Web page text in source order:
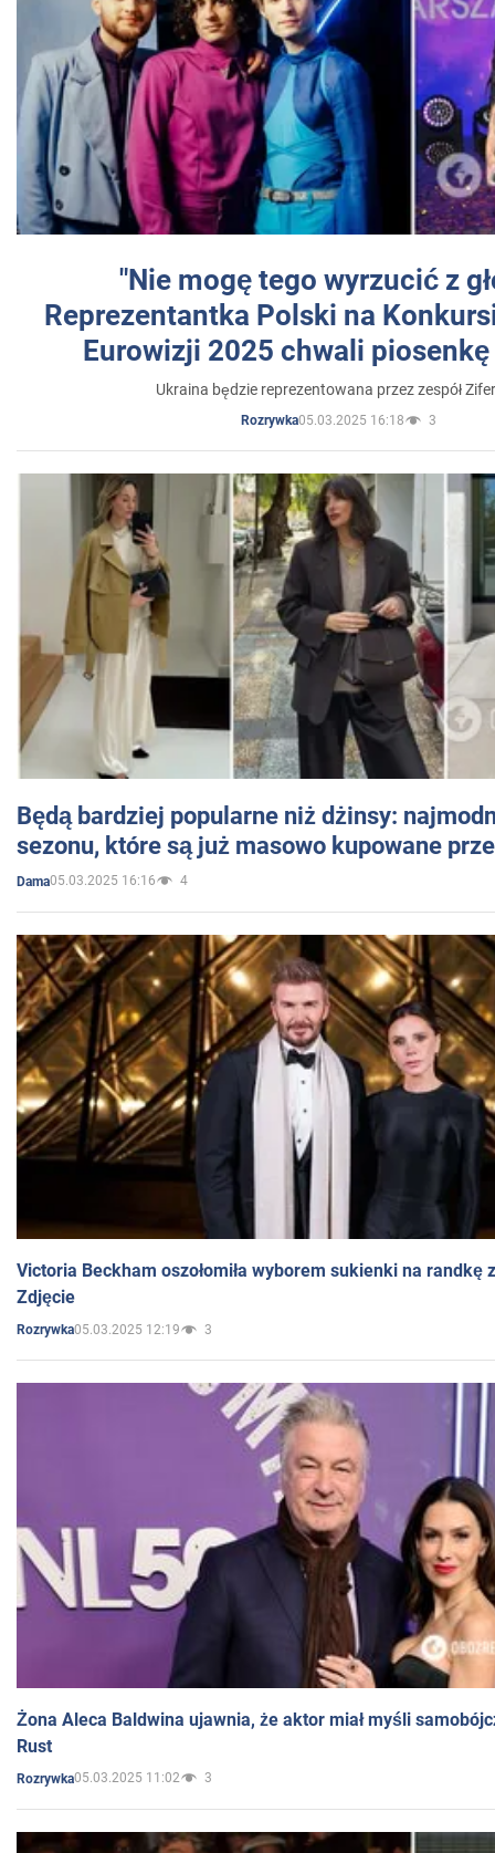
"Nie mogę tego wyrzucić z
Reprezentantka Polski na
Eurowizji 2025 chwali
Ukraina będzie reprezentowana przez zespół
Rozrywka05.03.2025 16:18 3
Będą bardziej popularne niż dżinsy:
sezonu, które są już masowo kupowane
Dama05.03.2025 16:16 4
Victoria Beckham oszołomiła wyborem sukienki na randkę
Zdjęcie
Rozrywka05.03.2025 12:19 3
Żona Aleca Baldwina ujawnia, że aktor miał myśli
Rust
Rozrywka05.03.2025 11:02 3